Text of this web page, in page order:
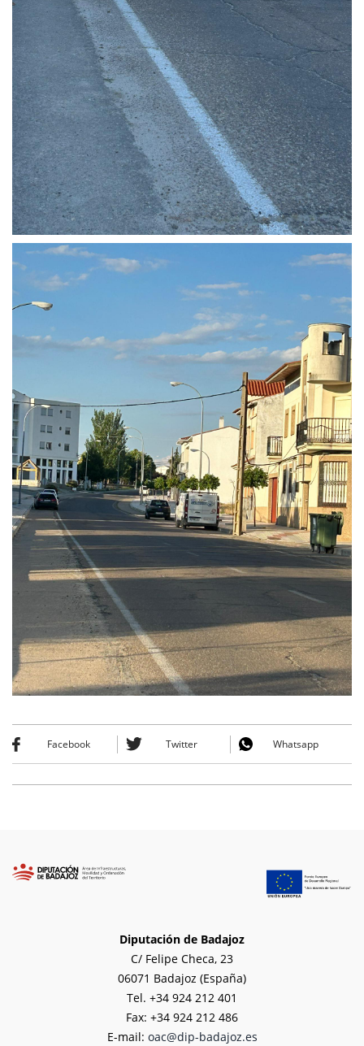
Facebook Twitter Whatsapp
Diputación de Badajoz
C/ Felipe Checa, 23
06071 Badajoz (España)
Tel. +34 924 212 401
Fax: +34 924 212 486
E-mail: oac@dip-badajoz.es